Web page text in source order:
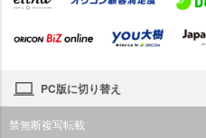
PC版に切り替え
禁無断複写転載